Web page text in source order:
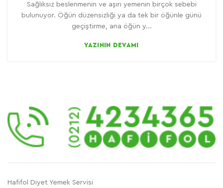
Sağlıksız beslenmenin ve aşırı yemenin birçok sebebi
bulunuyor. Öğün düzensizliği ya da tek bir öğünle günü
geçiştirme, ana öğün y...
YAZININ DEVAMI
Hafifol Diyet Yemek Servisi